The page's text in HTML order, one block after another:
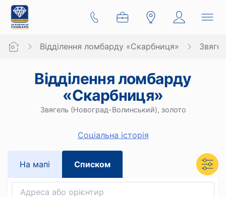
Відділення ломбарду «Скарбниця»
Відділення ломбарду
«Скарбниця»
Звягель (Новоград-Волинський), золото
Cоціальна історія
На мапi Списком